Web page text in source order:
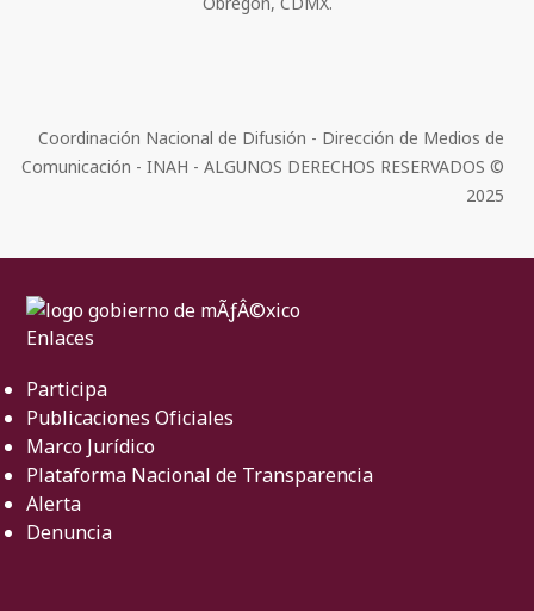
Coordinación Nacional de Difusión - Dirección de Medios de
Comunicación - INAH - ALGUNOS DERECHOS RESERVADOS ©
2025
Enlaces
Participa
Publicaciones Oficiales
Marco Jurídico
Plataforma Nacional de Transparencia
Alerta
Denuncia